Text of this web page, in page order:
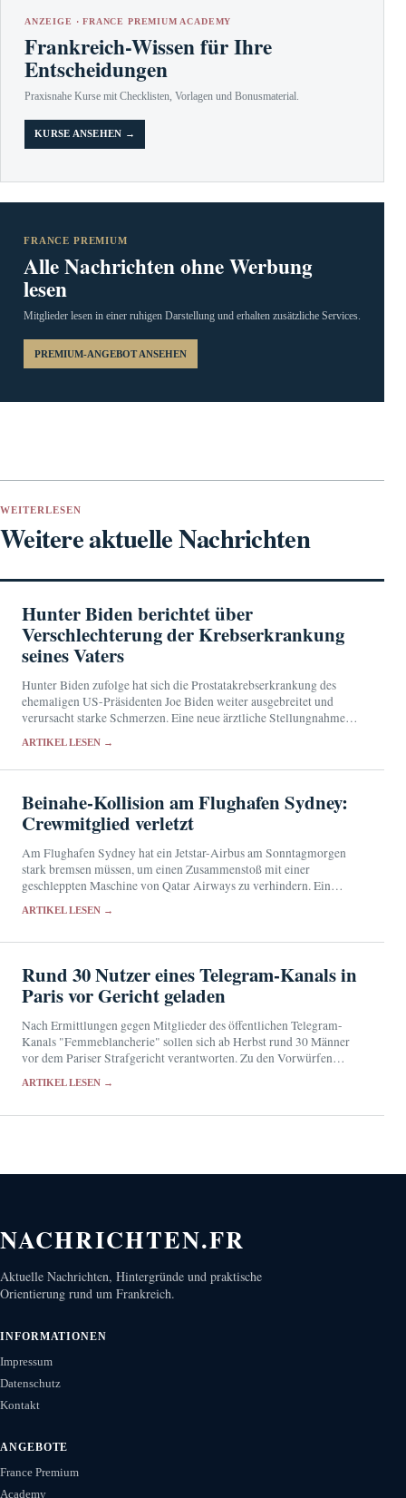
ANZEIGE · FRANCE PREMIUM ACADEMY
Frankreich-Wissen für Ihre
Entscheidungen
Praxisnahe Kurse mit Checklisten, Vorlagen und Bonusmaterial.
KURSE ANSEHEN →
FRANCE PREMIUM
Alle Nachrichten ohne Werbung
lesen
Mitglieder lesen in einer ruhigen Darstellung und erhalten zusätzliche Services.
PREMIUM-ANGEBOT ANSEHEN
WEITERLESEN
Weitere aktuelle Nachrichten
Hunter Biden berichtet über
Verschlechterung der Krebserkrankung
seines Vaters
Hunter Biden zufolge hat sich die Prostatakrebserkrankung des
ehemaligen US-Präsidenten Joe Biden weiter ausgebreitet und
verursacht starke Schmerzen. Eine neue ärztliche Stellungnahme
ARTIKEL LESEN →
Beinahe-Kollision am Flughafen Sydney:
Crewmitglied verletzt
Am Flughafen Sydney hat ein Jetstar-Airbus am Sonntagmorgen
stark bremsen müssen, um einen Zusammenstoß mit einer
geschleppten Maschine von Qatar Airways zu verhindern. Ein
Vorfall.
ARTIKEL LESEN →
Rund 30 Nutzer eines Telegram-Kanals in
Paris vor Gericht geladen
Nach Ermittlungen gegen Mitglieder des öffentlichen Telegram-
Kanals "Femmeblancherie" sollen sich ab Herbst rund 30 Männer
vor dem Pariser Strafgericht verantworten. Zu den Vorwürfen
ARTIKEL LESEN →
NACHRICHTEN.FR
Aktuelle Nachrichten, Hintergründe und praktische
Orientierung rund um Frankreich.
INFORMATIONEN
Impressum
Datenschutz
Kontakt
ANGEBOTE
France Premium
Academy